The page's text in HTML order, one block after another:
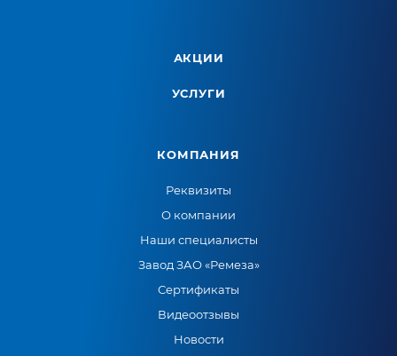
АКЦИИ
УСЛУГИ
КОМПАНИЯ
Реквизиты
О компании
Наши специалисты
Завод ЗАО «Ремеза»
Сертификаты
Видеоотзывы
Новости